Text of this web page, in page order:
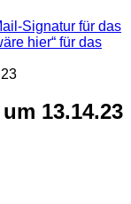
Signatur für das
hier“ für das
13.14.23